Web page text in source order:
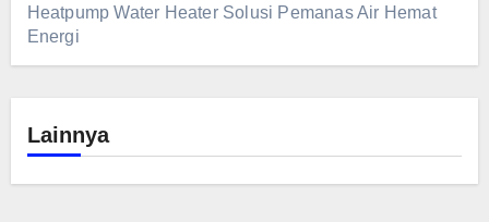
Heatpump Water Heater Solusi Pemanas Air Hemat
Energi
Lainnya